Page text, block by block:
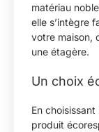
matériau
elle s’intègre
votre maison,
une étagère.
Un choix
En
produit